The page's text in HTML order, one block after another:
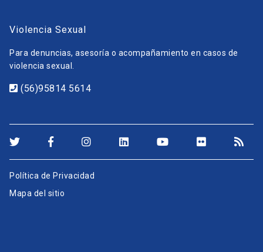
Violencia Sexual
Para denuncias, asesoría o acompañamiento en casos de
violencia sexual.
(56)95814 5614
Política de Privacidad
Mapa del sitio